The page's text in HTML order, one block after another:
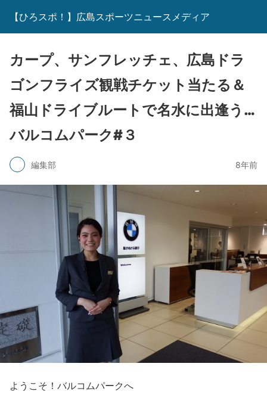
【ひろスポ！】広島スポーツニュースメディア
カープ、サンフレッチェ、広島ドラ
ゴンフライズ観戦チケット当たる＆
福山ドライブルートで名水に出逢う…
バルコムパーク#３
編集部 8年前
ようこそ！バルコムパークへ